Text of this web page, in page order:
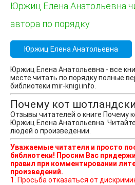
Юржиц Елена Анатольевна
автора по порядку
Юржиц Елена Анатольевна
Юржиц Елена Анатольевна - все
месте читать по порядку полные
библиотеки mir-knigi.info.
Почему кот
Отзывы читателей о книге Почему
Юржиц Елена Анатольевна.
людей о произведении.
Уважаемые читатели и просто
библиотеки! Просим Вас
правил при комментировании
произведений.
1. Просьба отказаться от